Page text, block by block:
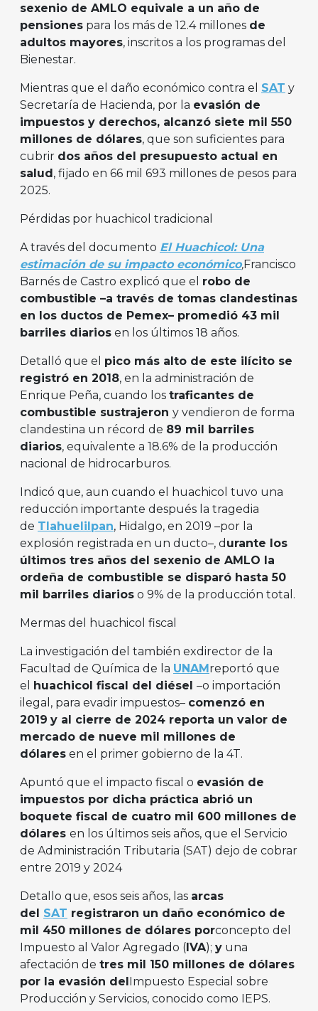
sexenio de AMLO equivale a un año de
pensiones para los más de 12.4 millones de
adultos mayores, inscritos a los programas del
Bienestar.
Mientras que el daño económico contra el SAT y
Secretaría de Hacienda, por la evasión de
impuestos y derechos, alcanzó siete mil 550
millones de dólares, que son suficientes para
cubrir dos años del presupuesto actual en
salud , fijado en 66 mil 693 millones de pesos para
2025.
Pérdidas por huachicol tradicional
A través del documento El Huachicol: Una
estimación de su impacto económico,Francisco
Barnés de Castro explicó que el robo de
combustible –a través de tomas clandestinas
en los ductos de Pemex– promedió 43 mil
barriles diarios en los últimos 18 años.
Detalló que el pico más alto de este ilícito se
registró en 2018, en la administración de
Enrique Peña, cuando los traficantes de
combustible sustrajeron y vendieron de forma
clandestina un récord de 89 mil barriles
diarios, equivalente a 18.6% de la producción
nacional de hidrocarburos.
Indicó que, aun cuando el huachicol tuvo una
reducción importante después la tragedia
de Tlahuelilpan, Hidalgo, en 2019 –por la
explosión registrada en un ducto–, d urante los
últimos tres años del sexenio de AMLO la
ordeña de combustible se disparó hasta 50
mil barriles diarios o 9% de la producción total.
Mermas del huachicol fiscal
La investigación del también exdirector de la
Facultad de Química de la UNAM reportó que
el
huachicol fiscal del diésel –o importación
ilegal, para evadir impuestos– comenzó en
2019 y al cierre de 2024 reporta un valor de
mercado de nueve mil millones de
dólares en el primer gobierno de la 4T.
Apuntó que el impacto fiscal o evasión de
impuestos por dicha práctica abrió un
boquete fiscal de cuatro mil 600 millones de
dólares en los últimos seis años, que el Servicio
de Administración Tributaria (SAT) dejo de cobrar
entre 2019 y 2024
Detallo que, esos seis años, las arcas
del SAT registraron un daño económico de
mil 450 millones de dólares porconcepto del
Impuesto al Valor Agregado ( IVA); y una
afectación de tres mil 150 millones de dólares
por la evasión del
Impuesto Especial sobre
Producción y Servicios, conocido como IEPS.